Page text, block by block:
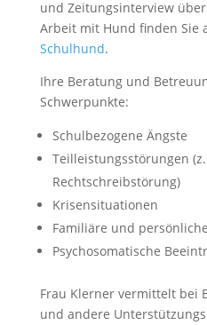
und Zeitungsinterview
Arbeit mit Hund finden Sie
Schulhund.
Ihre Beratung und
Schwerpunkte:
Schulbezogene Ängste
Teilleistungsstörungen
Rechtschreibstörung)
Krisensituationen
Familiäre und
Psychosomatische
Frau Klerner vermittelt bei
und andere